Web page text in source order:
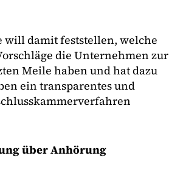
will damit feststellen, welche
die Unternehmen zur
Meile haben und hat dazu
ein transparentes und
über Anhörung